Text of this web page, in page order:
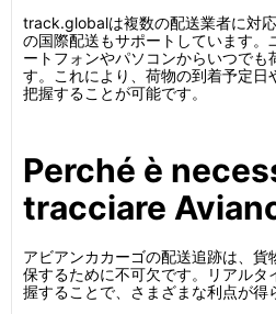
track.globalは複数の配送業者に対
の国際配送もサポートしています。
ートフォンやパソコンからいつでも
す。これにより、荷物の到着予定日
把握することが可能です。
Perché è
tracciare
アビアンカカーゴの配送追跡は、
保するために不可欠です。リアルタ
握することで、さまざまな利点が得